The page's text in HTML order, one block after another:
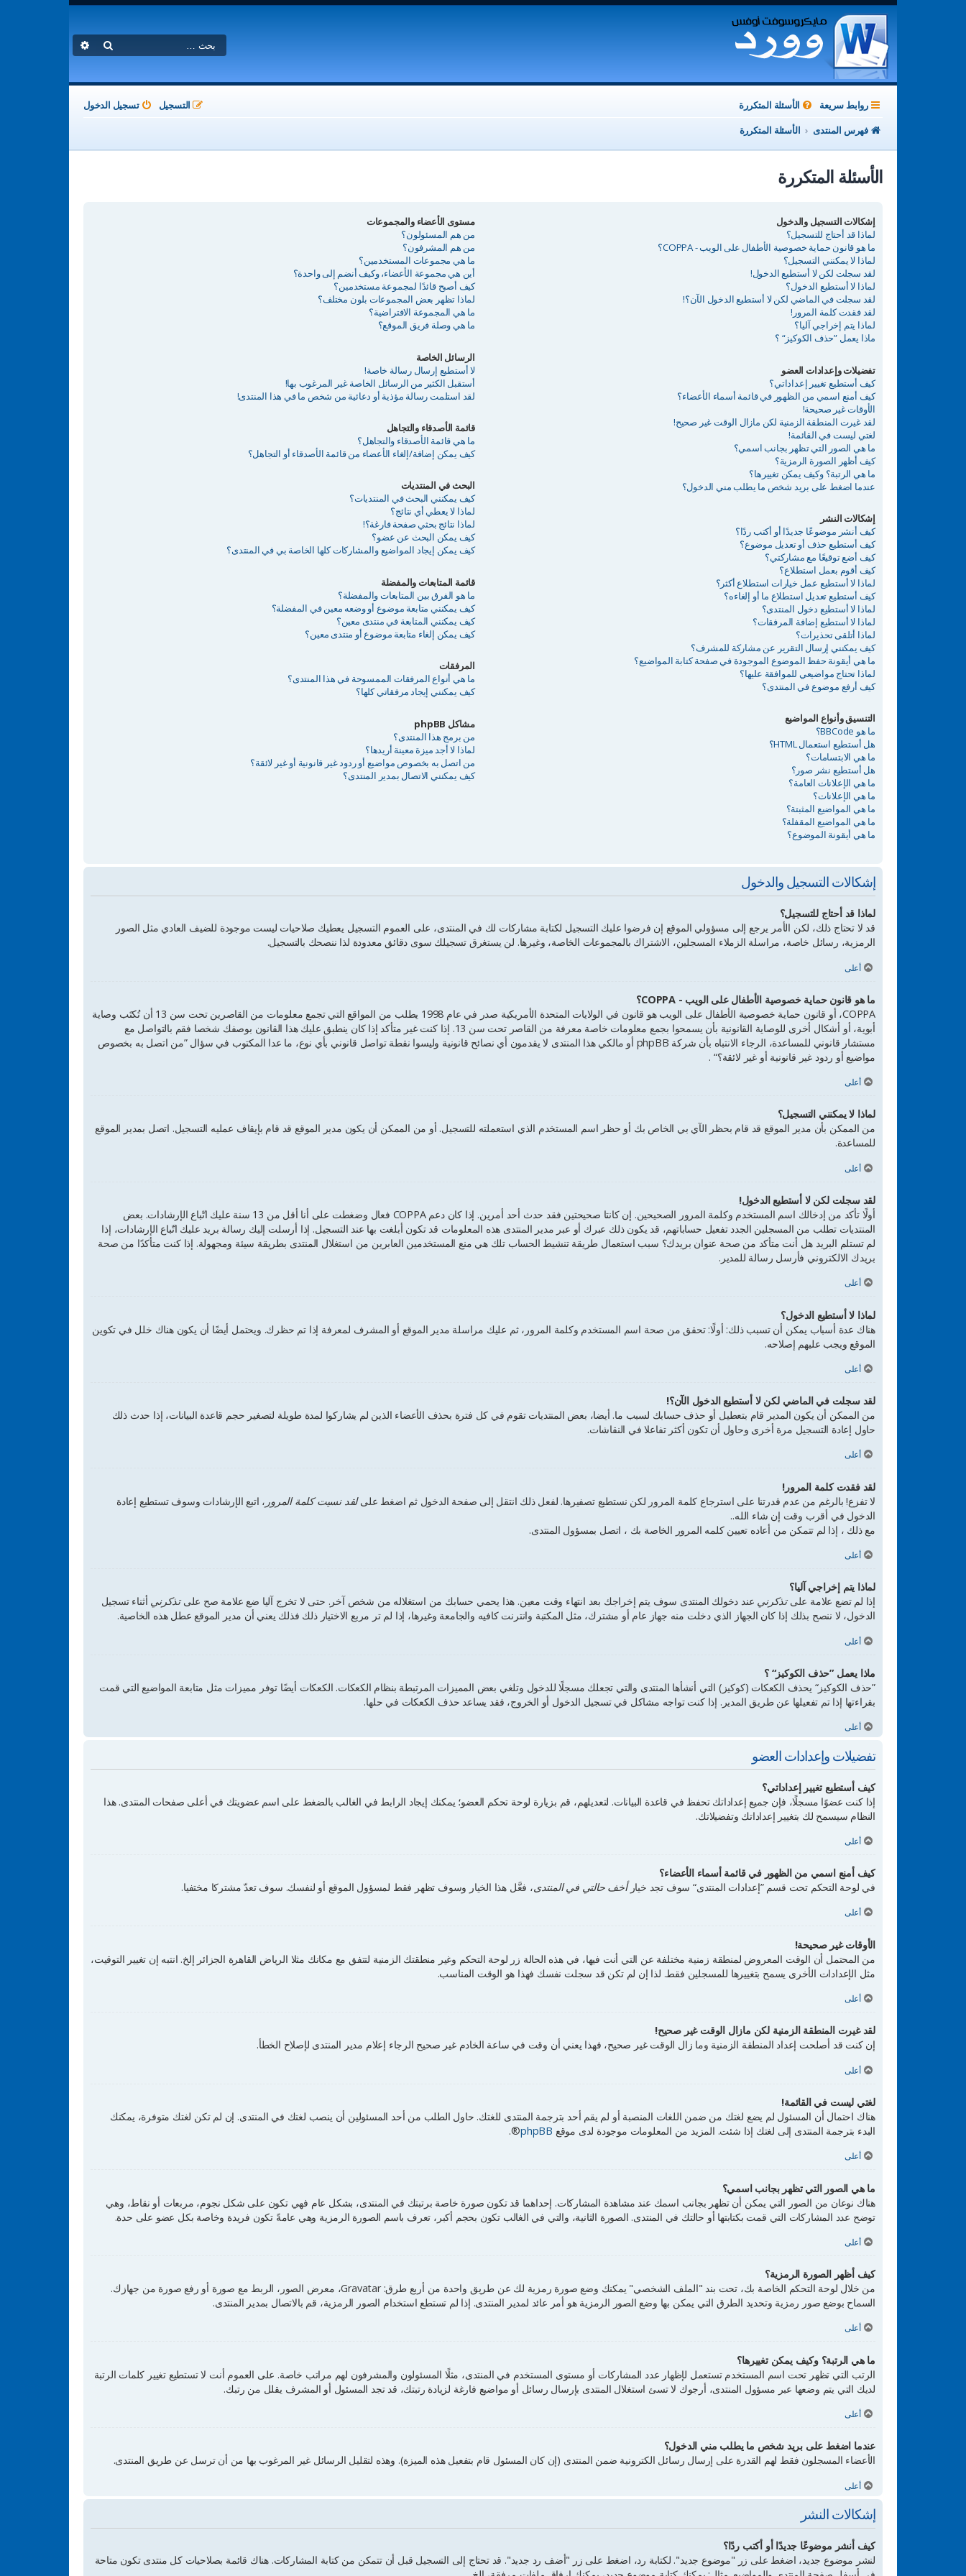
بحث
روابط سريعة الأسئلة المتكررة تسجيل الدخول
التسجيل
فهرس المنتدى
الأسئلة المتكررة
الأسئلة المتكررة
إشكالات التسجيل والدخول
لماذا قد أحتاج للتسجيل؟
ما هو قانون حماية خصوصية الأطفال على الويب - COPPA؟
لماذا لا يمكنني التسجيل؟
لقد سجلت لكن لا أستطيع الدخول!
لماذا لا أستطيع الدخول؟
لقد سجلت في الماضي لكن لا أستطيع الدخول الآن؟!
لقد فقدت كلمة المرور!
لماذا يتم إخراجي آليا؟
ماذا يعمل ”حذف الكوكيز“ ؟
تفضيلات وإعدادات العضو
كيف أستطيع تغيير إعداداتي؟
كيف أمنع اسمي من الظهور في قائمة أسماء الأعضاء؟
الأوقات غير صحيحة!
لقد غيرت المنطقة الزمنية لكن مازال الوقت غير صحيح!
لغتي ليست في القائمة!
ما هي الصور التي تظهر بجانب اسمي؟
كيف أظهر الصورة الرمزية؟
ما هي الرتبة؟ وكيف يمكن تغييرها؟
عندما اضغط على بريد شخص ما يطلب مني الدخول؟
إشكالات النشر
كيف أنشر موضوعًا جديدًا أو أكتب ردًا؟
كيف أستطيع حذف أو تعديل موضوع؟
كيف أضع توقيعًا مع مشاركتي؟
كيف أقوم بعمل استطلاع؟
لماذا لا أستطيع عمل خيارات استطلاع أكثر؟
كيف أستطيع تعديل استطلاع ما أو إلغاءه؟
لماذا لا أستطيع دخول المنتدى؟
لماذا لا أستطيع إضافة المرفقات؟
لماذا أتلقى تحذيرات؟
كيف يمكنني إرسال التقرير عن مشاركة للمشرف؟
ما هي أيقونة حفظ الموضوع الموجودة في صفحة كتابة المواضيع؟
لماذا تحتاج مواضيعي للموافقة عليها؟
كيف أرفع موضوع في المنتدى؟
التنسيق وأنواع المواضيع
ما هو BBCode؟
هل أستطيع استعمال HTML؟
ما هي الابتسامات؟
هل أستطيع نشر صور؟
ما هي الإعلانات العامة؟
ما هي الإعلانات؟
ما هي المواضيع المثبتة؟
ما هي المواضيع المقفلة؟
ما هي أيقونة الموضوع؟
مستوى الأعضاء والمجموعات
من هم المسئولون؟
من هم المشرفون؟
ما هي مجموعات المستخدمين؟
أين هي مجموعة الأعضاء، وكيف أنضم إلى واحدة؟
كيف أصبح قائدًا لمجموعة مستخدمين؟
لماذا تظهر بعض المجموعات بلون مختلف؟
ما هي المجموعة الافتراضية؟
ما هي وصلة فريق الموقع؟
الرسائل الخاصة
لا أستطيع إرسال رسالة خاصة!
أستقبل الكثير من الرسائل الخاصة غير المرغوب بها!
لقد استلمت رسالة مؤذية أو دعائية من شخص ما في هذا المنتدى!
قائمة الأصدقاء والتجاهل
ما هي قائمة الأصدقاء والتجاهل؟
كيف يمكن إضافة/إلغاء الأعضاء من قائمة الأصدقاء أو التجاهل؟
البحث في المنتديات
كيف يمكنني البحث في المنتديات؟
لماذا لا يعطي أي نتائج؟
لماذا نتائج بحثي صفحة فارغة؟!
كيف يمكن البحث عن عضو؟
كيف يمكن إيجاد المواضيع والمشاركات كلها الخاصة بي في المنتدى؟
قائمة المتابعات والمفضلة
ما هو الفرق بين المتابعات والمفضلة؟
كيف يمكنني متابعة موضوع أو وضعه معين في المفضلة؟
كيف يمكنني المتابعة في منتدى معين؟
كيف يمكن إلغاء متابعة موضوع أو منتدى معين؟
المرفقات
ما هي أنواع المرفقات الممسوحة في هذا المنتدى؟
كيف يمكنني إيجاد مرفقاتي كلها؟
مشاكل phpBB
من برمج هذا المنتدى؟
لماذا لا أجد ميزة معينة أريدها؟
من اتصل به بخصوص مواضيع أو ردود غير قانونية أو غير لائقة؟
كيف يمكنني الاتصال بمدير المنتدى؟
إشكالات التسجيل والدخول
لماذا قد أحتاج للتسجيل؟
قد لا تحتاج ذلك، لكن الأمر يرجع إلى مسؤولي الموقع إن فرضوا عليك التسجيل لكتابة مشاركات لك في المنتدى، على العموم التسجيل يعطيك صلاحيات ليست موجودة للضيف العادي مثل الصور
الرمزية، رسائل خاصة، مراسلة الزملاء المسجلين، الاشتراك بالمجموعات الخاصة، وغيرها. لن يستغرق تسجيلك سوى دقائق معدودة لذا ننصحك بالتسجيل.
أعلى
ما هو قانون حماية خصوصية الأطفال على الويب - COPPA؟
COPPA، أو قانون حماية خصوصية الأطفال على الويب هو قانون في الولايات المتحدة الأمريكية صدر في عام 1998 يطلب من المواقع التي تجمع معلومات من القاصرين تحت سن 13 أن تُكتَب وصاية
أبوية، أو أشكال أخرى للوصاية القانونية بأن يسمحوا بجمع معلومات خاصة معرفة من القاصر تحت سن 13. إذا كنت غير متأكد إذا كان ينطبق عليك هذا القانون بوصفك شخصا فقم بالتواصل مع
مستشار قانوني للمساعدة، الرجاء الانتباه بأن شركة phpBB أو مالكي هذا المنتدى لا يقدمون أي نصائح قانونية وليسوا نقطة تواصل قانوني بأي نوع، ما عدا المكتوب في سؤال ”من اتصل به بخصوص
مواضيع أو ردود غير قانونية أو غير لائقة؟“ .
أعلى
لماذا لا يمكنني التسجيل؟
من الممكن بأن مدير الموقع قد قام بحظر الآي بي الخاص بك أو حظر اسم المستخدم الذي استعملته للتسجيل. أو من الممكن أن يكون مدير الموقع قد قام بإيقاف عمليه التسجيل. اتصل بمدير الموقع
للمساعدة.
أعلى
لقد سجلت لكن لا أستطيع الدخول!
أولًا تأكد من إدخالك اسم المستخدم وكلمة المرور الصحيحين. إن كانتا صحيحتين فقد حدث أحد أمرين. إذا كان دعم COPPA فعال وضغطت على أنا أقل من 13 سنة عليك اتّباع الإرشادات. بعض
المنتديات تطلب من المسجلين الجدد تفعيل حساباتهم، قد يكون ذلك عبرك أو عبر مدير المنتدى هذه المعلومات قد تكون أبلغت بها عند التسجيل. إذا أرسلت إليك رسالة بريد عليك اتّباع الإرشادات، إذا
لم تستلم البريد هل أنت متأكد من صحة عنوان بريدك؟ سبب استعمال طريقة تنشيط الحساب تلك هي منع المستخدمين العابرين من استغلال المنتدى بطريقة سيئة ومجهولة. إذا كنت متأكدًا من صحة
بريدك الالكتروني فأرسل رسالة للمدير.
أعلى
لماذا لا أستطيع الدخول؟
هناك عدة أسباب يمكن أن تسبب ذلك: أولًا: تحقق من صحة اسم المستخدم وكلمة المرور، ثم عليك مراسلة مدير الموقع أو المشرف لمعرفة إذا تم حظرك. ويحتمل أيضًا أن يكون هناك خلل في تكوين
الموقع ويجب عليهم إصلاحه.
أعلى
لقد سجلت في الماضي لكن لا أستطيع الدخول الآن؟!
من الممكن أن يكون المدير قام بتعطيل أو حذف حسابك لسبب ما. أيضا، بعض المنتديات تقوم في كل فترة بحذف الأعضاء الذين لم يشاركوا لمدة طويلة لتصغير حجم قاعدة البيانات، إذا حدث ذلك
حاول إعادة التسجيل مرة أخرى وحاول أن تكون أكثر تفاعلا في النقاشات.
أعلى
لقد فقدت كلمة المرور!
لا تفزع! بالرغم من عدم قدرتنا على استرجاع كلمة المرور لكن نستطيع تصفيرها. لفعل ذلك انتقل إلى صفحة الدخول ثم اضغط علىلقد نسيت كلمة المرور ، اتبع الإرشادات وسوف تستطيع إعادة
الدخول في أقرب وقت إن شاء الله..
مع ذلك ، إذا لم تتمكن من أعاده تعيين كلمه المرور الخاصة بك ، اتصل بمسؤول المنتدى.
أعلى
لماذا يتم إخراجي آليا؟
إذا لم تضع علامة علىتذكرني عند دخولك المنتدى سوف يتم إخراجك بعد انتهاء وقت معين. هذا يحمي حسابك من استغلاله من شخص آخر. حتى لا تخرج آليا ضع علامة صح علىتذكرني أثناء تسجيل
الدخول، لا ننصح بذلك إذا كان الجهاز الذي دخلت منه جهاز عام أو مشترك، مثل المكتبة وانترنت كافيه والجامعة وغيرها، إذا لم تر مربع الاختيار ذلك فذلك يعني أن مدير الموقع عطل هذه الخاصية.
أعلى
ماذا يعمل ”حذف الكوكيز“ ؟
”حذف الكوكيز“ يحذف الكعكات (كوكيز) التي أنشأها المنتدى والتي تجعلك مسجلًا للدخول وتلغي بعض المميزات المرتبطة بنظام الكعكات. الكعكات أيضًا توفر مميزات مثل متابعة المواضيع التي قمت
بقراءتها إذا تم تفعيلها عن طريق المدير. إذا كنت تواجه مشاكل في تسجيل الدخول أو الخروج، فقد يساعد حذف الكعكات في حلها.
أعلى
تفضيلات وإعدادات العضو
كيف أستطيع تغيير إعداداتي؟
إذا كنت عضوًا مسجلًا، فإن جميع إعداداتك تحفظ في قاعدة البيانات. لتعديلهم، قم بزيارة لوحة تحكم العضو؛ يمكنك إيجاد الرابط في الغالب بالضغط على اسم عضويتك في أعلى صفحات المنتدى. هذا
النظام سيسمح لك بتغيير إعداداتك وتفضيلاتك.
أعلى
كيف أمنع اسمي من الظهور في قائمة أسماء الأعضاء؟
في لوحة التحكم تحت قسم ”إعدادات المنتدى“ سوف تجد خيارأخف حالتي في المنتدى، فعَّل هذا الخيار وسوف تظهر فقط لمسؤول الموقع أو لنفسك. سوف تعدّ مشتركا مختفيا.
أعلى
الأوقات غير صحيحة!
من المحتمل أن الوقت المعروض لمنطقة زمنية مختلفة عن التي أنت فيها، في هذه الحالة زر لوحة التحكم وغير منطقتك الزمنية لتتفق مع مكانك مثلا الرياض القاهرة الجزائر إلخ. انتبه إن تغيير التوقيت،
مثل الإعدادات الأخرى يسمح بتغييرها للمسجلين فقط. لذا إن لم تكن قد سجلت نفسك فهذا هو الوقت المناسب.
أعلى
لقد غيرت المنطقة الزمنية لكن مازال الوقت غير صحيح!
إن كنت قد أصلحت إعداد المنطقة الزمنية وما زال الوقت غير صحيح، فهذا يعني أن وقت في ساعة الخادم غير صحيح الرجاء إعلام مدير المنتدى لإصلاح الخطأ.
أعلى
لغتي ليست في القائمة!
هناك احتمال أن المسئول لم يضع لغتك من ضمن اللغات المنصبة أو لم يقم أحد بترجمة المنتدى للغتك. حاول الطلب من أحد المسئولين أن ينصب لغتك في المنتدى. إن لم تكن لغتك متوفرة، يمكنك
البدء بترجمة المنتدى إلى لغتك إذا شئت. المزيد من المعلومات موجودة لدى موقع phpBB
®.
أعلى
ما هي الصور التي تظهر بجانب اسمي؟
هناك نوعان من الصور التي يمكن أن تظهر بجانب اسمك عند مشاهدة المشاركات. إحداهما قد تكون صورة خاصة برتبتك في المنتدى، بشكل عام فهي تكون على شكل نجوم، مربعات أو نقاط، وهي
توضح عدد المشاركات التي قمت بكتابتها أو حالتك في المنتدى. الصورة الثانية، والتي في الغالب تكون بحجم أكبر، تعرف باسم الصورة الرمزية وهي عامةً تكون فريدة وخاصة بكل عضو على حدة.
أعلى
كيف أظهر الصورة الرمزية؟
من خلال لوحة التحكم الخاصة بك، تحت بند "الملف الشخصي" يمكنك وضع صورة رمزية لك عن طريق واحدة من أربع طرق: Gravatar، معرض الصور، الربط مع صورة أو رفع صورة من جهازك.
السماح بوضع صور رمزية وتحديد الطرق التي يمكن بها وضع الصور الرمزية هو أمر عائد لمدير المنتدى. إذا لم تستطع استخدام الصور الرمزية، قم بالاتصال بمدير المنتدى.
أعلى
ما هي الرتبة؟ وكيف يمكن تغييرها؟
الرتب التي تظهر تحت اسم المستخدم تستعمل لإظهار عدد المشاركات أو مستوى المستخدم في المنتدى، مثلًا المسئولون والمشرفون لهم مراتب خاصة. على العموم أنت لا تستطيع تغيير كلمات الرتبة
لديك التي يتم وضعها عبر مسؤول المنتدى، أرجوك لا تسئ استغلال المنتدى بإرسال رسائل أو مواضيع فارغة لزيادة رتبتك، قد تجد المسئول أو المشرف يقلل من رتبك.
أعلى
عندما اضغط على بريد شخص ما يطلب مني الدخول؟
الأعضاء المسجلون فقط لهم القدرة على إرسال رسائل الكترونية ضمن المنتدى (إن كان المسئول قام بتفعيل هذه الميزة). وهذه لتقليل الرسائل غير المرغوب بها من أن ترسل عن طريق المنتدى.
أعلى
إشكالات النشر
كيف أنشر موضوعًا جديدًا أو أكتب ردًا؟
لنشر موضوع جديد، اضغط على زر "موضوع جديد". لكتابة رد، اضغط على زر "أضف رد جديد". قد تحتاج إلى التسجيل قبل أن تتمكن من كتابة المشاركات. هناك قائمة بصلاحيات كل منتدى تكون متاحة